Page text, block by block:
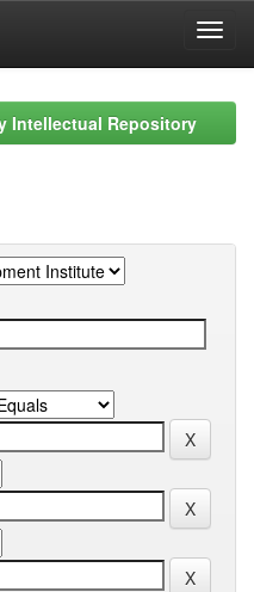
Intellectual Repository